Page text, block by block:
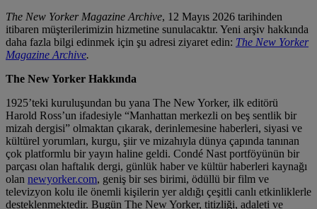
The New Yorker Magazine Archive, 12 Mayıs 2026 tarihinden
itibaren müşterilerimizin hizmetine sunulacaktır. Yeni arşiv hakkında
daha fazla bilgi edinmek için şu adresi ziyaret edin: The New Yorker
Magazine Archive.
The New Yorker Hakkında
1925’teki kuruluşundan bu yana The New Yorker, ilk editörü
Harold Ross’un ifadesiyle “Manhattan merkezli on beş sentlik bir
mizah dergisi” olmaktan çıkarak, derinlemesine haberleri, siyasi ve
kültürel yorumları, kurgu, şiir ve mizahıyla dünya çapında tanınan
çok platformlu bir yayın haline geldi. Condé Nast portföyünün bir
parçası olan haftalık dergi, günlük haber ve kültür haberleri kaynağı
olan newyorker.com, geniş bir ses birimi, ödüllü bir film ve
televizyon kolu ile önemli kişilerin yer aldığı çeşitli canlı etkinliklerle
desteklenmektedir. Bugün The New Yorker, titizliği, adaleti ve